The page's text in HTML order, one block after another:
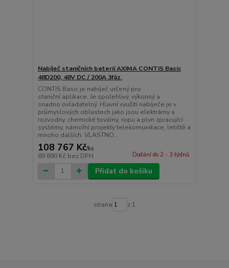
Nabíječ staničních baterií AXIMA CONTIS Basic
48D200, 48V DC / 200A 3fáz.
CONTIS Basic je nabíječ určený pro
staniční aplikace. Je spolehlivý, výkonný a
snadno ovladatelný. Hlavní využití nabíječe je v
průmyslových oblastech jako jsou elektrárny a
rozvodny, chemické továrny, ropu a plyn zpracující
systémy, námořní projekty telekomunikace, letiště a
mnoho dalších. VLASTNO...
108 767 Kč/ks
89 890 Kč bez DPH Dodání do 2 - 3 týdnů
Přidat do košíku
strana z 1